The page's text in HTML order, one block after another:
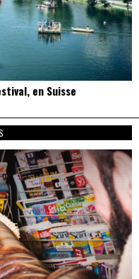
en Suisse